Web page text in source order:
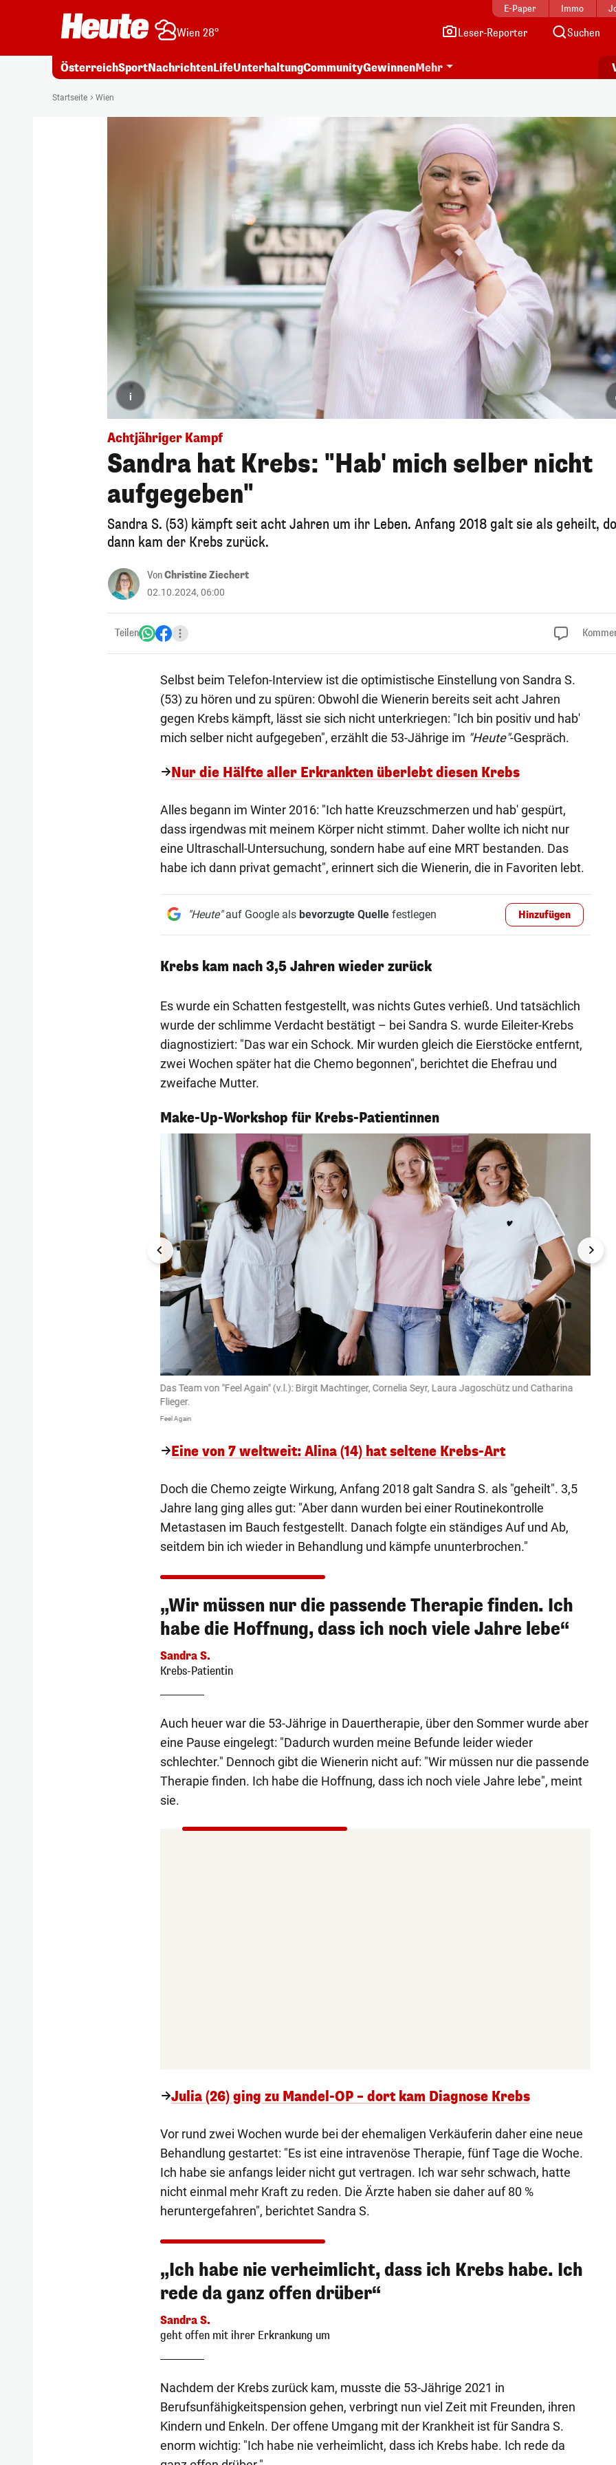
E-Paper Immo
Wien 28° Leser-Reporter Suchen
ÖsterreichSportNachrichtenLifeUnterhaltungCommunityGewinnenMehr
Startseite Wien
i
Achtjähriger Kampf
Sandra hat Krebs: "Hab' mich selber nicht
aufgegeben"
Sandra S. (53) kämpft seit acht Jahren um ihr Leben. Anfang 2018 galt sie als geheilt,
dann kam der Krebs zurück.
VonChristine Ziechert
02.10.2024, 06:00
Teilen
Selbst beim Telefon-Interview ist die optimistische Einstellung von Sandra S.
(53) zu hören und zu spüren: Obwohl die Wienerin bereits seit acht Jahren
gegen Krebs kämpft, lässt sie sich nicht unterkriegen: "Ich bin positiv und hab'
mich selber nicht aufgegeben", erzählt die 53-Jährige im "Heute"-Gespräch.
Nur die Hälfte aller Erkrankten überlebt diesen Krebs
Alles begann im Winter 2016: "Ich hatte Kreuzschmerzen und hab' gespürt,
dass irgendwas mit meinem Körper nicht stimmt. Daher wollte ich nicht nur
eine Ultraschall-Untersuchung, sondern habe auf eine MRT bestanden. Das
habe ich dann privat gemacht", erinnert sich die Wienerin, die in Favoriten lebt.
"Heute"auf Google als bevorzugte Quellefestlegen Hinzufügen
Krebs kam nach 3,5 Jahren wieder zurück
Es wurde ein Schatten festgestellt, was nichts Gutes verhieß. Und tatsächlich
wurde der schlimme Verdacht bestätigt – bei Sandra S. wurde Eileiter-Krebs
diagnostiziert: "Das war ein Schock. Mir wurden gleich die Eierstöcke entfernt,
zwei Wochen später hat die Chemo begonnen", berichtet die Ehefrau und
zweifache Mutter.
Make-Up-Workshop für Krebs-Patientinnen
1/8
Das Team von "Feel Again" (v.l.): Birgit Machtinger, Cornelia Seyr, Laura Jagoschütz und Catharina
Flieger.
Feel Again
Eine von 7 weltweit: Alina (14) hat seltene Krebs-Art
Doch die Chemo zeigte Wirkung, Anfang 2018 galt Sandra S. als "geheilt". 3,5
Jahre lang ging alles gut: "Aber dann wurden bei einer Routinekontrolle
Metastasen im Bauch festgestellt. Danach folgte ein ständiges Auf und Ab,
seitdem bin ich wieder in Behandlung und kämpfe ununterbrochen."
„Wir müssen nur die passende Therapie finden. Ich
habe die Hoffnung, dass ich noch viele Jahre lebe“
Sandra S.
Krebs-Patientin
Auch heuer war die 53-Jährige in Dauertherapie, über den Sommer wurde aber
eine Pause eingelegt: "Dadurch wurden meine Befunde leider wieder
schlechter." Dennoch gibt die Wienerin nicht auf: "Wir müssen nur die passende
Therapie finden. Ich habe die Hoffnung, dass ich noch viele Jahre lebe", meint
sie.
Julia (26) ging zu Mandel-OP – dort kam Diagnose Krebs
Vor rund zwei Wochen wurde bei der ehemaligen Verkäuferin daher eine neue
Behandlung gestartet: "Es ist eine intravenöse Therapie, fünf Tage die Woche.
Ich habe sie anfangs leider nicht gut vertragen. Ich war sehr schwach, hatte
nicht einmal mehr Kraft zu reden. Die Ärzte haben sie daher auf 80 %
heruntergefahren", berichtet Sandra S.
„Ich habe nie verheimlicht, dass ich Krebs habe. Ich
rede da ganz offen drüber“
Sandra S.
geht offen mit ihrer Erkrankung um
Nachdem der Krebs zurück kam, musste die 53-Jährige 2021 in
Berufsunfähigkeitspension gehen, verbringt nun viel Zeit mit Freunden, ihren
Kindern und Enkeln. Der offene Umgang mit der Krankheit ist für Sandra S.
enorm wichtig: "Ich habe nie verheimlicht, dass ich Krebs habe. Ich rede da